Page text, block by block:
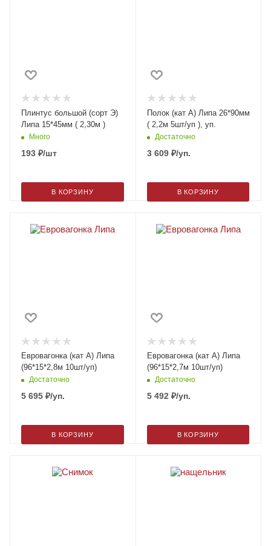
Плинтус большой (сорт Э)
Липа 15*45мм ( 2,30м )
Много
193 ₽/шт
В КОРЗИНУ
Полок (кат А) Липа 26*90мм
( 2,2м 5шт/уп ), уп.
Достаточно
3 609₽/уп.
В КОРЗИНУ
Евровагонка (кат A) Липа
(96*15*2,8м 10шт/уп)
Достаточно
5 695 ₽/уп.
В КОРЗИНУ
Евровагонка (кат A) Липа
(96*15*2,7м 10шт/уп)
Достаточно
5 492 ₽/уп.
В КОРЗИНУ